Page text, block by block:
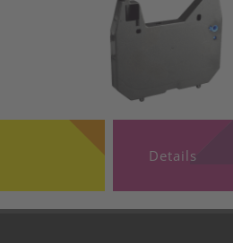
Details